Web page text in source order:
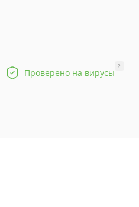
Проверено на вирусы
?